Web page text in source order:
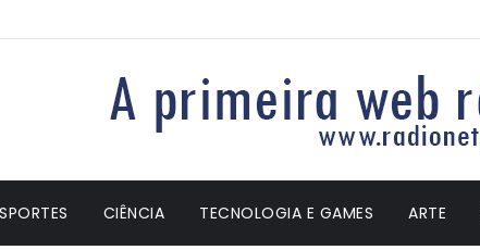
CIÊNCIA TECNOLOGIA E GAMES ARTE